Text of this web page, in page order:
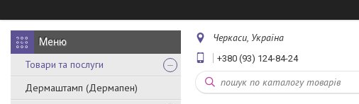
Товари та послуги
Дермаштамп (Дермапен)
Черкаси, Україна
+380 (93) 124-84-24